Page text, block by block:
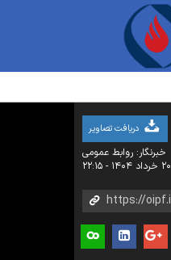
دریافت تصاویر
خبرنگار: روابط عمومی
۲۰ خرداد ۱۴۰۴ - ۲۲:۱۵